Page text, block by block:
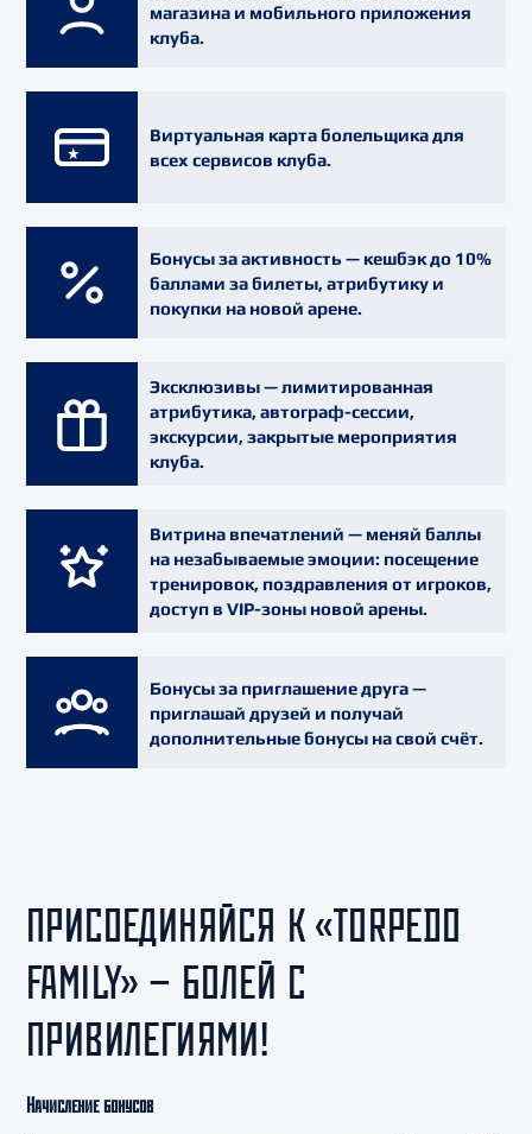
магазина и мобильного приложения
клуба.
Виртуальная карта болельщикадля
всех сервисов клуба.
Бонусы за активность— кешбэк до 10%
баллами за билеты, атрибутику и
покупки на новой арене.
Эксклюзивы— лимитированная
атрибутика, автограф-сессии,
экскурсии, закрытые мероприятия
клуба.
Витрина впечатлений — меняй баллы
на незабываемые эмоции: посещение
тренировок, поздравления от игроков,
доступ в VIP-зоны новой арены.
Бонусы за приглашение друга—
приглашай друзей и получай
дополнительные бонусы на свой счёт.
ПРИСОЕДИНЯЙСЯ К «TORPEDO
FAMILY» — БОЛЕЙ С
ПРИВИЛЕГИЯМИ!
Начисление бонусов